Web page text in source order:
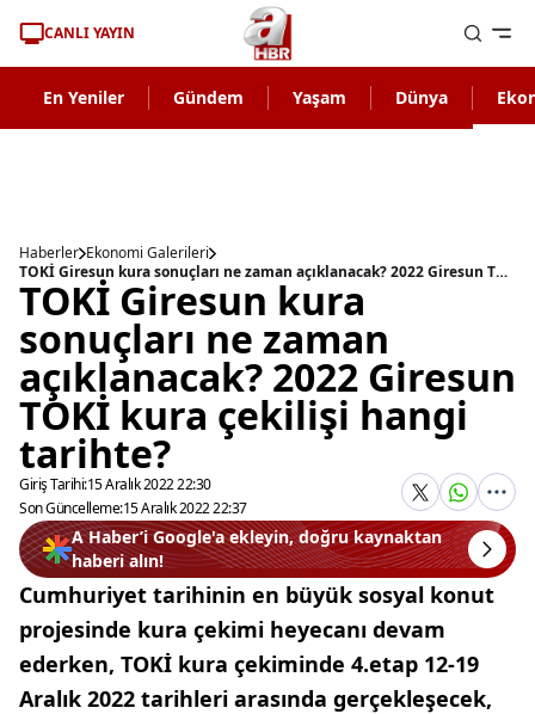
CANLI YAYIN
En Yeniler Gündem Yaşam Dünya
Haberler Ekonomi Galerileri
TOKİ Giresun kura sonuçları ne zaman açıklanacak? 2022 Giresun TOKİ kura çekilişi hangi tarihte?
TOKİ Giresun kura
sonuçları ne zaman
açıklanacak? 2022 Giresun
TOKİ kura çekilişi hangi
tarihte?
Giriş Tarihi:15 Aralık 2022 22:30
Son Güncelleme:15 Aralık 2022 22:37
A Haber’i Google'a ekleyin, doğru kaynaktan
haberi alın!
Cumhuriyet tarihinin en büyük sosyal konut
projesinde kura çekimi heyecanı devam
ederken, TOKİ kura çekiminde 4.etap 12-19
Aralık 2022 tarihleri arasında gerçekleşecek,